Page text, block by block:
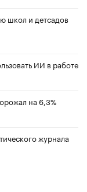
школ и детсадов
ИИ в работе
на 6,3%
журнала